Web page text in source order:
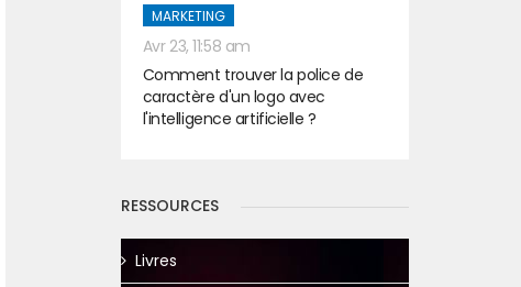
MARKETING
Avr 23, 11:58 am
Comment trouver la police de
caractère d'un logo avec
l'intelligence artificielle ?
RESSOURCES
Livres